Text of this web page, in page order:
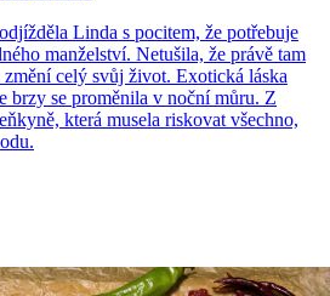
Linda s pocitem, že potřebuje
manželství. Netušila, že právě tam
celý svůj život. Exotická láska
brzy se proměnila v noční můru. Z
která musela riskovat všechno,